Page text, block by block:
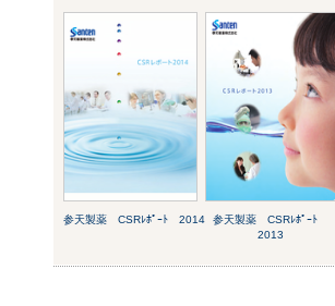
参天製薬 CSRﾚﾎﾟｰﾄ 2014
参天製薬 CSRﾚﾎﾟｰﾄ
2013